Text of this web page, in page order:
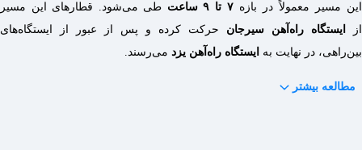
این مسیر معمولاً در بازه ۷ تا ۹ ساعت
طی می‌شود. قطارهای این مسیر
از
ایستگاه راه‌آهن سیرجان حرکت کرده و پس از عبور از ایستگاه‌های
بین‌راهی، در نهایت به ایستگاه راه‌آهن یزد می‌رسند.
مطالعه بیشتر